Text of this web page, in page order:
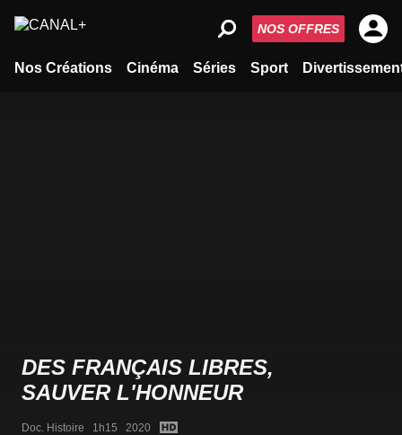
Nos Créations Cinéma Séries Sport
NOS OFFRES
DES FRANÇAIS LIBRES,
SAUVER L'HONNEUR
Doc. Histoire   1h15   2020